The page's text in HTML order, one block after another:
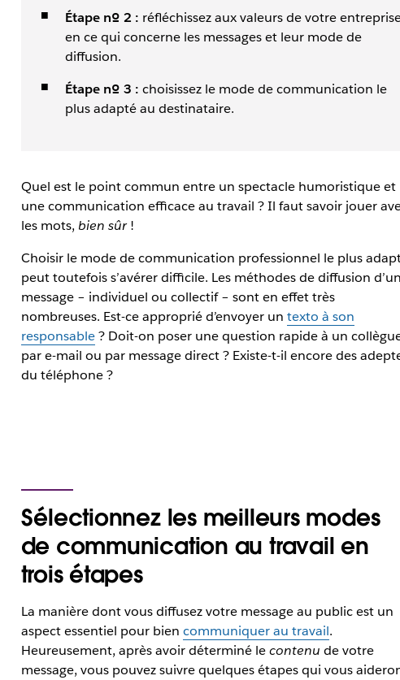
Étape nº 2 : réfléchissez aux valeurs de votre
en ce qui concerne les messages et leur mode de
diffusion.
Étape nº 3 : choisissez le mode de communication le
plus adapté au destinataire.
Quel est le point commun entre un spectacle humoristique et
une communication efficace au travail ? Il faut savoir jouer
les mots, bien sûr!
Choisir le mode de communication professionnel le plus
peut toutefois s’avérer difficile. Les méthodes de diffusion
message – individuel ou collectif – sont en effet très
nombreuses. Est-ce approprié d’envoyer un texto à son
responsable? Doit-on poser une question rapide à un
par e-mail ou par message direct ? Existe-t-il encore des
du téléphone ?
Sélectionnez les meilleurs modes
de communication au travail en
trois étapes
La manière dont vous diffusez votre message au public est un
aspect essentiel pour bien communiquer au travail.
Heureusement, après avoir déterminé lecontenu de votre
message, vous pouvez suivre quelques étapes qui vous